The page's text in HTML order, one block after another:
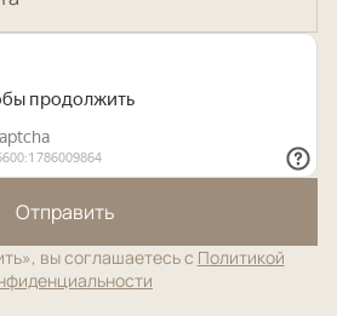
Отправить
вы соглашаетесь с Политикой